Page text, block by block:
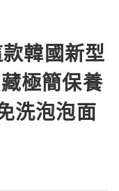
韓國新型
極簡保養
洗泡泡面